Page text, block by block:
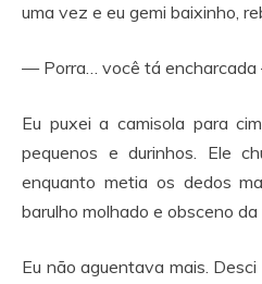
uma vez e eu gemi baixinho,
— Porra… você tá encharcada
Eu puxei a camisola para
pequenos e durinhos. Ele
enquanto metia os dedos
barulho molhado e obsceno
Eu não aguentava mais.